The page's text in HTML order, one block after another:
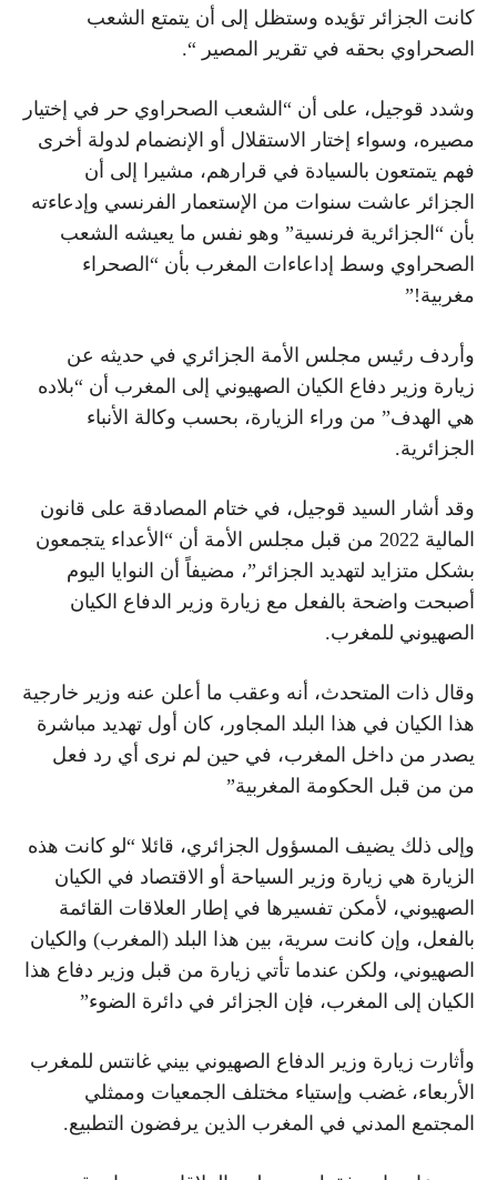
كانت الجزائر تؤيده وستظل إلى أن يتمتع الشعب
الصحراوي بحقه في تقرير المصير “.
وشدد قوجيل، على أن “الشعب الصحراوي حر في إختيار
مصيره، وسواء إختار الاستقلال أو الإنضمام لدولة أخرى
فهم يتمتعون بالسيادة في قرارهم، مشيرا إلى أن
الجزائر عاشت سنوات من الإستعمار الفرنسي وإدعاءته
بأن “الجزائرية فرنسية” وهو نفس ما يعيشه الشعب
الصحراوي وسط إداعاءات المغرب بأن “الصحراء
مغربية!”
وأردف رئيس مجلس الأمة الجزائري في حديثه عن
زيارة وزير دفاع الكيان الصهيوني إلى المغرب أن “بلاده
هي الهدف” من وراء الزيارة، بحسب وكالة الأنباء
الجزائرية.
وقد أشار السيد قوجيل، في ختام المصادقة على قانون
المالية 2022 من قبل مجلس الأمة أن “الأعداء يتجمعون
بشكل متزايد لتهديد الجزائر”، مضيفاً أن النوايا اليوم
أصبحت واضحة بالفعل مع زيارة وزير الدفاع الكيان
الصهيوني للمغرب.
وقال ذات المتحدث، أنه وعقب ما أعلن عنه وزير خارجية
هذا الكيان في هذا البلد المجاور، كان أول تهديد مباشرة
يصدر من داخل المغرب، في حين لم نرى أي رد فعل
من من قبل الحكومة المغربية”
وإلى ذلك يضيف المسؤول الجزائري، قائلا “لو كانت هذه
الزيارة هي زيارة وزير السياحة أو الاقتصاد في الكيان
الصهيوني، لأمكن تفسيرها في إطار العلاقات القائمة
بالفعل، وإن كانت سرية، بين هذا البلد (المغرب) والكيان
الصهيوني، ولكن عندما تأتي زيارة من قبل وزير دفاع هذا
الكيان إلى المغرب، فإن الجزائر في دائرة الضوء”
وأثارت زيارة وزير الدفاع الصهيوني بيني غانتس للمغرب
الأربعاء، غضب وإستياء مختلف الجمعيات وممثلي
المجتمع المدني في المغرب الذين يرفضون التطبيع.